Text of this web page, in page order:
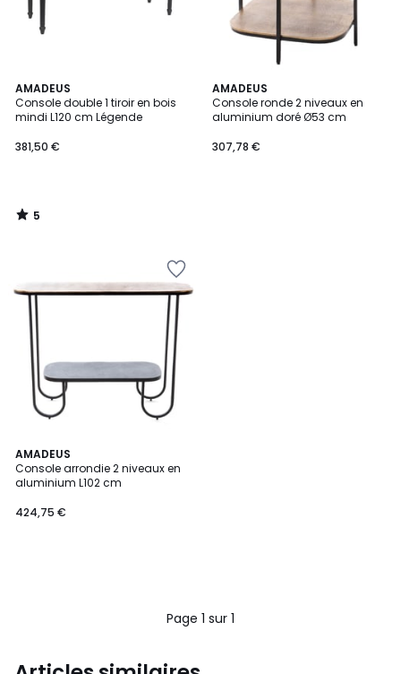
AMADEUS
Console double 1 tiroir en bois
mindi L120 cm Légende
381,50 €
5
/
5
5
/
AMADEUS
Console ronde 2 niveaux en
aluminium doré Ø53 cm
307,78 €
AMADEUS
Console arrondie 2 niveaux en
aluminium L102 cm
424,75 €
Page 1 sur 1